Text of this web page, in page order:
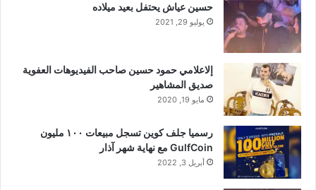
حسين عياش يحتفل بعيد ميلاده
يوليو 29, 2021
إلاعلامي حمود حسين صاحب الفيديوهات العفوية
صديق المشاهير
مايو 19, 2020
رسميا جلف كوين تسجل مبيعات ١٠٠ مليون
GulfCoin مع نهاية شهر آذار
أبريل 3, 2022